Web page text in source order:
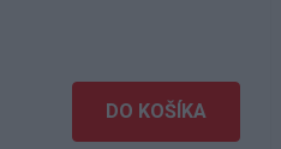
DO KOŠÍKA